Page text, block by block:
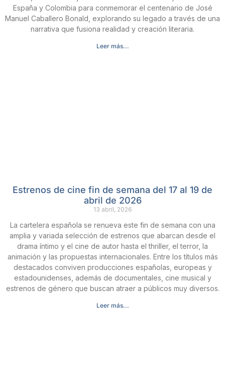
España y Colombia para conmemorar el centenario de José
Manuel Caballero Bonald, explorando su legado a través de una
narrativa que fusiona realidad y creación literaria.
Leer más...
Estrenos de cine fin de semana del 17 al 19 de
abril de 2026
13 abril, 2026
La cartelera española se renueva este fin de semana con una
amplia y variada selección de estrenos que abarcan desde el
drama íntimo y el cine de autor hasta el thriller, el terror, la
animación y las propuestas internacionales. Entre los títulos más
destacados conviven producciones españolas, europeas y
estadounidenses, además de documentales, cine musical y
estrenos de género que buscan atraer a públicos muy diversos.
Leer más...